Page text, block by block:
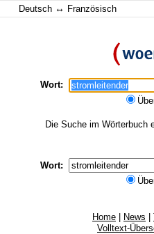
Deutsch ↔ Französisch
Wort:
Die Suche im Wörterbuch
Wort:
Home News
Volltext-